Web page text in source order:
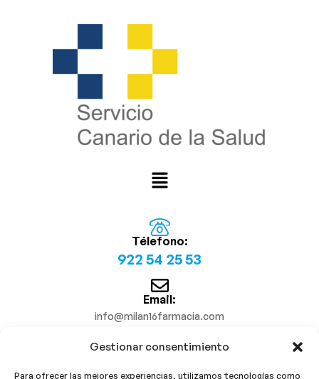
Gestionar consentimiento
Para ofrecer las mejores experiencias, utilizamos tecnologías como
Télefono:
922 54 25 53
Email:
info@milan16farmacia.com
¡Síguenos!